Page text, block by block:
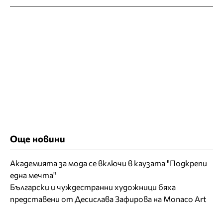
Още новини
Академията за мода се включи в каузата "Подкрепи
една мечта"
Български и чуждестранни художници бяха
представени от Десислава Зафирова на Monaco Art